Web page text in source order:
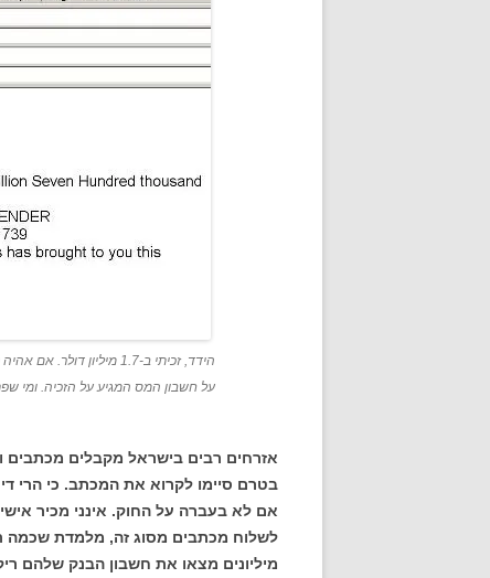
על חשבון המס המגיע על הזכיה. ומי
בטרם סיימו לקרוא את המכתב. כי הרי
אם לא בעברה על החוק. אינני מכיר
לשלוח מכתבים מסוג זה, מלמדת שכמה
מיליונים מצאו את חשבון הבנק שלהם